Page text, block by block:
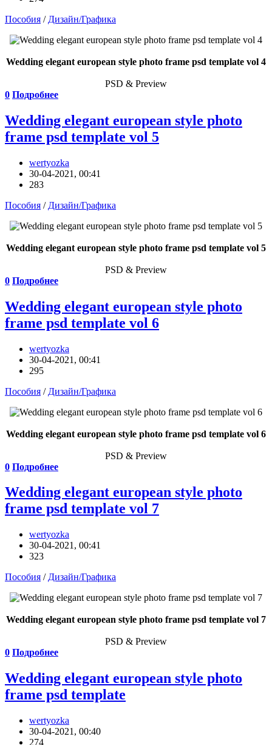
Пособия / Дизайн/Графика
Wedding elegant european style photo frame psd template vol 4
PSD & Preview
0 Подробнее
Wedding elegant european style photo
frame psd template vol 5
wertyozka
30-04-2021, 00:41
283
Пособия / Дизайн/Графика
Wedding elegant european style photo frame psd template vol 5
PSD & Preview
0 Подробнее
Wedding elegant european style photo
frame psd template vol 6
wertyozka
30-04-2021, 00:41
295
Пособия / Дизайн/Графика
Wedding elegant european style photo frame psd template vol 6
PSD & Preview
0 Подробнее
Wedding elegant european style photo
frame psd template vol 7
wertyozka
30-04-2021, 00:41
323
Пособия / Дизайн/Графика
Wedding elegant european style photo frame psd template vol 7
PSD & Preview
0 Подробнее
Wedding elegant european style photo
frame psd template
wertyozka
30-04-2021, 00:40
274